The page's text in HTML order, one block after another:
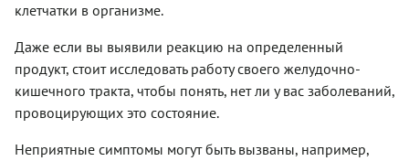
клетчатки в организме.
Даже если вы выявили реакцию на определенный
продукт, стоит исследовать работу своего желудочно-
кишечного тракта, чтобы понять, нет ли у вас заболеваний,
провоцирующих это состояние.
Неприятные симптомы могут быть вызваны, например,